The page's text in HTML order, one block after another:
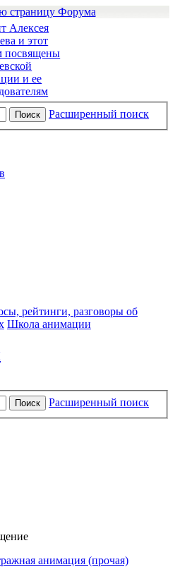
Поиск Расширенный поиск
рейтинги, разговоры об
Школа анимации
Поиск
Расширенный поиск
анимация (прочая)